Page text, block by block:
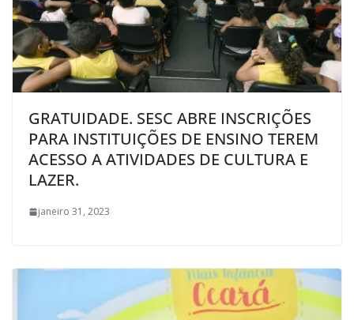
GRATUIDADE. SESC ABRE INSCRIÇÕES
PARA INSTITUIÇÕES DE ENSINO TEREM
ACESSO A ATIVIDADES DE CULTURA E
LAZER.
janeiro 31, 2023